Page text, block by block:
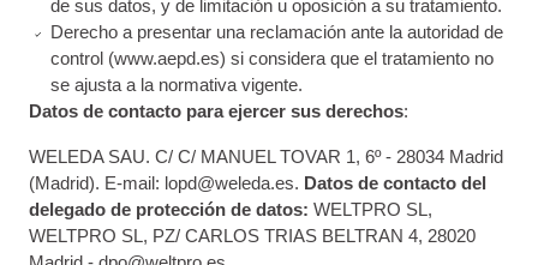
de sus datos, y de limitación u oposición a su tratamiento.
Derecho a presentar una reclamación ante la autoridad de
control (www.aepd.es) si considera que el tratamiento no
se ajusta a la normativa vigente.
Datos de contacto para ejercer sus derechos:
WELEDA SAU. C/ C/ MANUEL TOVAR 1, 6º - 28034 Madrid
(Madrid). E-mail: lopd@weleda.es. Datos de contacto del
delegado de protección de datos: WELTPRO SL,
WELTPRO SL, PZ/ CARLOS TRIAS BELTRAN 4, 28020